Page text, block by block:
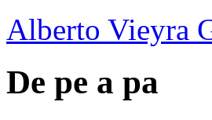
Alberto Vieyra
De pe a pa